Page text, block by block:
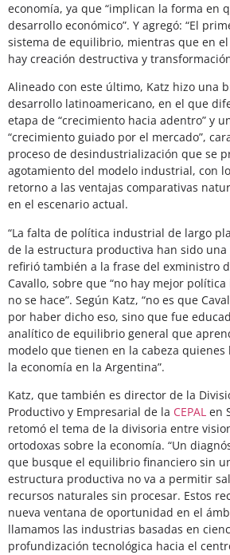
economía, ya que “implican la forma en
desarrollo económico”. Y agregó: “El
sistema de equilibrio, mientras que en
hay creación destructiva y
Alineado con este último, Katz hizo una
desarrollo latinoamericano, en el que
etapa de “crecimiento hacia adentro” y
“crecimiento guiado por el mercado”,
proceso de desindustrialización que se
agotamiento del modelo industrial, con
retorno a las ventajas comparativas
en el escenario actual.
“La falta de política industrial de largo
de la estructura productiva han sido una
refirió también a la frase del exministro
Cavallo, sobre que “no hay mejor
no se hace”. Según Katz, “no es que
por haber dicho eso, sino que fue
analítico de equilibrio general que
modelo que tienen en la cabeza
la economía en la Argentina”.
Katz, que también es director de la
Productivo y Empresarial de la CEPAL en
retomó el tema de la divisoria entre
ortodoxas sobre la economía. “Un
que busque el equilibrio financiero sin
estructura productiva no va a permitir
recursos naturales sin procesar. Estos
nueva ventana de oportunidad en el
llamamos las industrias basadas en
profundización tecnológica hacia el